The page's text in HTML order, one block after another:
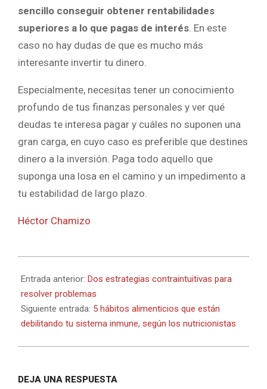
sencillo conseguir obtener rentabilidades
superiores a lo que pagas de interés . En este
caso no hay dudas de que es mucho más
interesante invertir tu dinero.
Especialmente, necesitas tener un conocimiento
profundo de tus finanzas personales y ver qué
deudas te interesa pagar y cuáles no suponen una
gran carga, en cuyo caso es preferible que destines
dinero a la inversión. Paga todo aquello que
suponga una losa en el camino y un impedimento a
tu estabilidad de largo plazo.
Héctor Chamizo
09-
09
Entrada anterior: Dos estrategias contraintuitivas para
resolver problemas
Siguiente entrada: 5 hábitos alimenticios que están
debilitando tu sistema inmune, según los nutricionistas
DEJA UNA RESPUESTA